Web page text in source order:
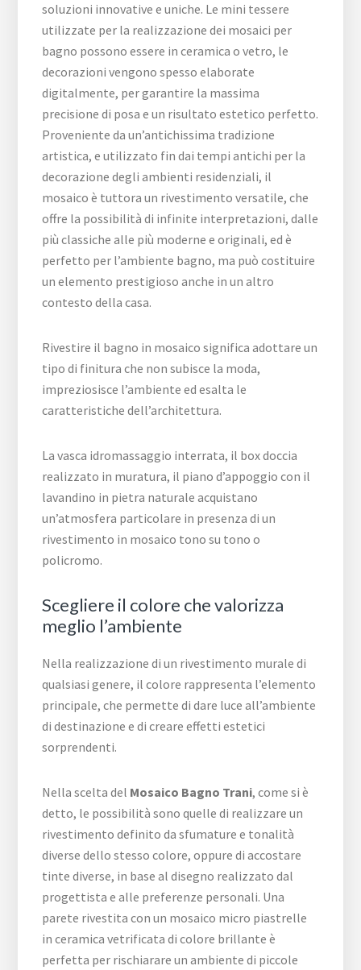
soluzioni innovative e uniche. Le mini tessere
utilizzate per la realizzazione dei mosaici per
bagno possono essere in ceramica o vetro, le
decorazioni vengono spesso elaborate
digitalmente, per garantire la massima
precisione di posa e un risultato estetico perfetto.
Proveniente da un’antichissima tradizione
artistica, e utilizzato fin dai tempi antichi per la
decorazione degli ambienti residenziali, il
mosaico è tuttora un rivestimento versatile, che
offre la possibilità di infinite interpretazioni, dalle
più classiche alle più moderne e originali, ed è
perfetto per l’ambiente bagno, ma può costituire
un elemento prestigioso anche in un altro
contesto della casa.
Rivestire il bagno in mosaico significa adottare un
tipo di finitura che non subisce la moda,
impreziosisce l’ambiente ed esalta le
caratteristiche dell’architettura.
La vasca idromassaggio interrata, il box doccia
realizzato in muratura, il piano d’appoggio con il
lavandino in pietra naturale acquistano
un’atmosfera particolare in presenza di un
rivestimento in mosaico tono su tono o
policromo.
Scegliere il colore che valorizza
meglio l’ambiente
Nella realizzazione di un rivestimento murale di
qualsiasi genere, il colore rappresenta l’elemento
principale, che permette di dare luce all’ambiente
di destinazione e di creare effetti estetici
sorprendenti.
Nella scelta del Mosaico Bagno Trani, come si è
detto, le possibilità sono quelle di realizzare un
rivestimento definito da sfumature e tonalità
diverse dello stesso colore, oppure di accostare
tinte diverse, in base al disegno realizzato dal
progettista e alle preferenze personali. Una
parete rivestita con un mosaico micro piastrelle
in ceramica vetrificata di colore brillante è
perfetta per rischiarare un ambiente di piccole